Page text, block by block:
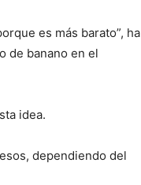
es más barato”, ha
de banano en el
idea.
dependiendo del